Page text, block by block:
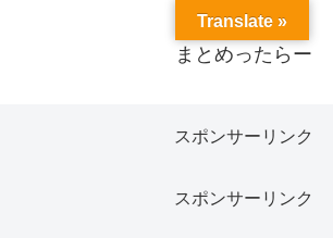
まとめったらー
スポンサーリンク
スポンサーリンク
Translate »